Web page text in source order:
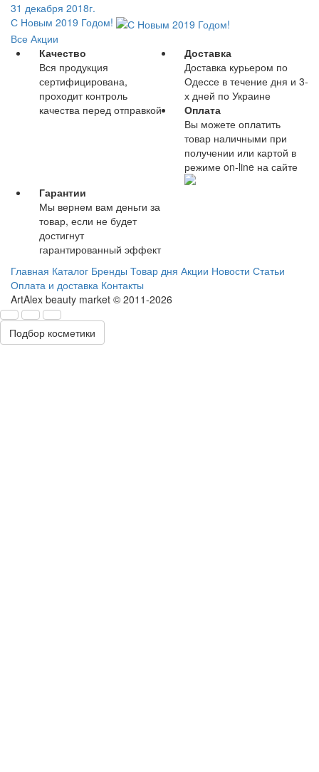
31 декабря 2018г.
С Новым 2019 Годом!
Все Акции
Качество
Вся продукция
сертифицирована,
проходит контроль
качества перед отправкой
Доставка
Доставка курьером по
Одессе в течение дня и 3-
х дней по Украине
Оплата
Вы можете оплатить
товар наличными при
получении или картой в
режиме on-line на сайте
Гарантии
Мы вернем вам деньги за
товар, если не будет
достигнут
гарантированный эффект
Главная Каталог Бренды Товар дня Акции Новости Статьи
Оплата и доставка Контакты
ArtAlex beauty market © 2011-2026
Подбор косметики